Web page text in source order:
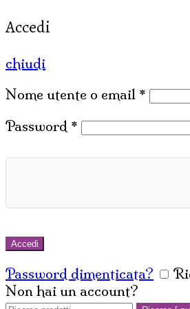
Accedi
chiudi
Nome utente o email *
Password *
Accedi
Password dimenticata?
Non hai un account?